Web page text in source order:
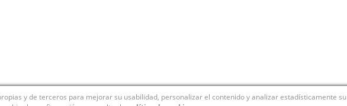
y de terceros para mejorar su usabilidad, personalizar el contenido y analizar estadísticamente su